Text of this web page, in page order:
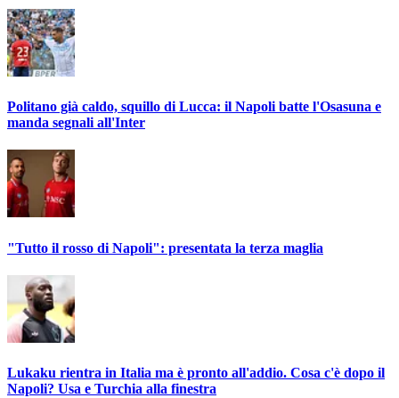
Politano già caldo, squillo di Lucca: il Napoli batte l'Osasuna e
manda segnali all'Inter
"Tutto il rosso di Napoli": presentata la terza maglia
Lukaku rientra in Italia ma è pronto all'addio. Cosa c'è dopo il
Napoli? Usa e Turchia alla finestra